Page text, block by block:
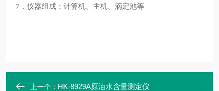
7．仪器组成：计算机、主机、滴定池等
上一个： HK-8929A原油水含量测定仪